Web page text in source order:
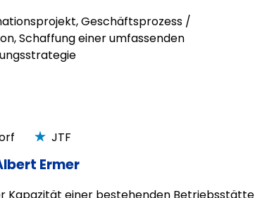
Geschäftsprozess /
Schaffung einer umfassenden
JTF
Ermer
Kapazität einer bestehenden Betriebsstätte